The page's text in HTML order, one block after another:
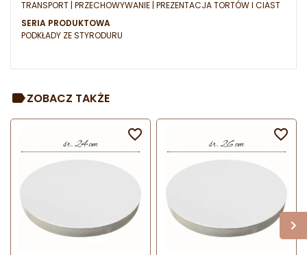
TRANSPORT | PRZECHOWYWANIE | PREZENTACJA TORTÓW I CIAST
SERIA PRODUKTOWA
PODKŁADY ZE STYRODURU
ZOBACZ TAKŻE
 